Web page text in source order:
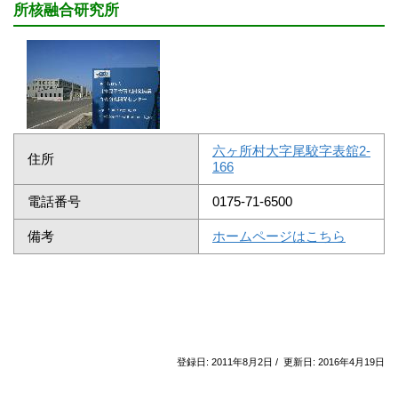
所核融合研究所
住所
六ヶ所村大字尾駮字表舘2-
166
電話番号 0175-71-6500
備考 ホームページはこちら
登録日: 2011年8月2日 / 更新日: 2016年4月19日